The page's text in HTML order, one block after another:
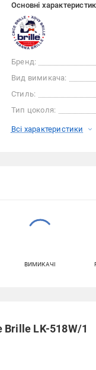
Основні
Бренд:
Вид вимикача:
Стиль:
Тип цоколя:
Всі характеристики
ВИМИКАЧІ
Brille LK-518W/1